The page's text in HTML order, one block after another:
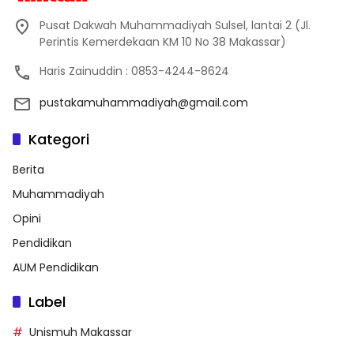
Pusat Dakwah Muhammadiyah Sulsel, lantai 2 (Jl.
Perintis Kemerdekaan KM 10 No 38 Makassar)
Haris Zainuddin : 0853-4244-8624
pustakamuhammadiyah@gmail.com
Kategori
Berita
Muhammadiyah
Opini
Pendidikan
AUM Pendidikan
Label
Unismuh Makassar